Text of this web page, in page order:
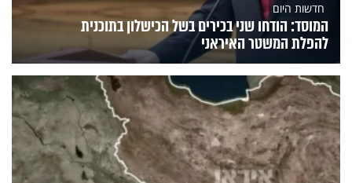
חדשות היום
המוסד: הודחו שני בכירים בשל הכישלון בתוכנית
להפלת המשטר האיראני